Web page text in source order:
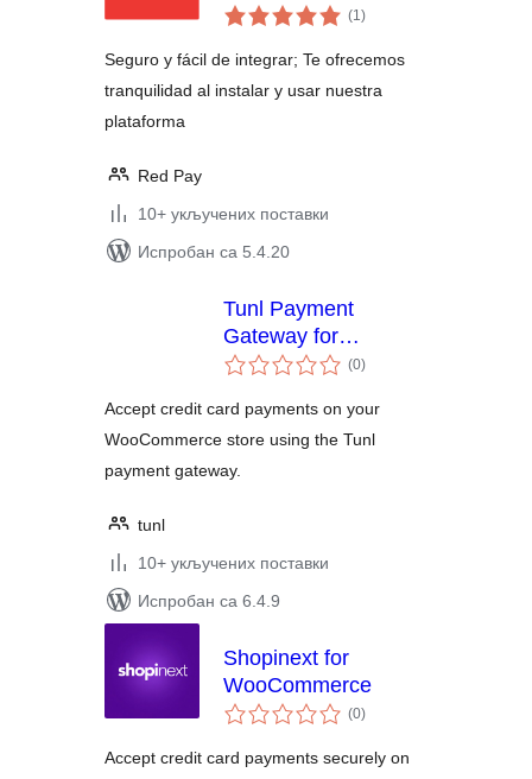
(1укупних
оцена
)
Seguro y fácil de integrar; Te ofrecemos
tranquilidad al instalar y usar nuestra
plataforma
Red Pay
10+ укључених поставки
Испробан са 5.4.20
Tunl Payment
Gateway for
WooCommerce
(0укупних
оцена
)
Accept credit card payments on your
WooCommerce store using the Tunl
payment gateway.
tunl
10+ укључених поставки
Испробан са 6.4.9
Shopinext for
WooCommerce
(0укупних
оцена
)
Accept credit card payments securely on